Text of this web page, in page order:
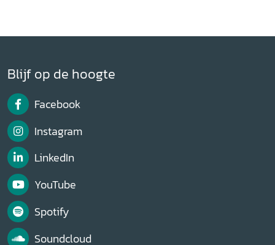
Blijf op de hoogte
Facebook
Instagram
LinkedIn
YouTube
Spotify
Soundcloud